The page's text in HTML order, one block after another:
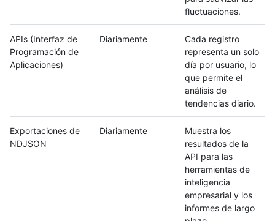
fluctuaciones.
APIs (Interfaz de
Programación de
Aplicaciones)
Diariamente
Cada registro
representa un solo
día por usuario, lo
que permite el
análisis de
tendencias diario.
Exportaciones de
NDJSON
Diariamente
Muestra los
resultados de la
API para las
herramientas de
inteligencia
empresarial y los
informes de largo